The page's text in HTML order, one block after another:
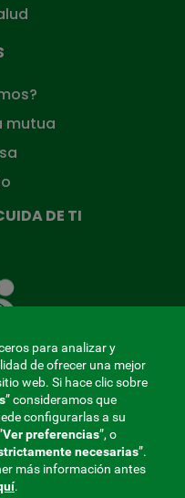
mutua
DE TI
para analizar y
de ofrecer una mejor
web. Si hace clic sobre
” consideramos que
configurarlas a su
Ver preferencias”, o
necesarias”.
más información antes
.